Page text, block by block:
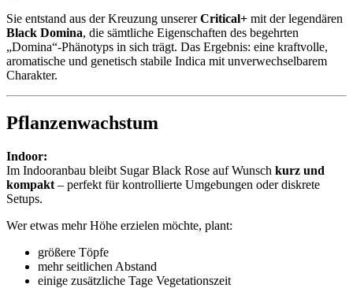
Sie entstand aus der Kreuzung unsererCritical+ mit der legendären
Black Domina, die sämtliche Eigenschaften des begehrten
„Domina“-Phänotyps in sich trägt. Das Ergebnis: eine kraftvolle,
aromatische und genetisch stabile Indica mit unverwechselbarem
Charakter.
Pflanzenwachstum
Indoor:
Im Indooranbau bleibt Sugar Black Rose auf Wunsch kurz und
kompakt – perfekt für kontrollierte Umgebungen oder diskrete
Setups.
Wer etwas mehr Höhe erzielen möchte, plant:
größere Töpfe
mehr seitlichen Abstand
einige zusätzliche Tage Vegetationszeit